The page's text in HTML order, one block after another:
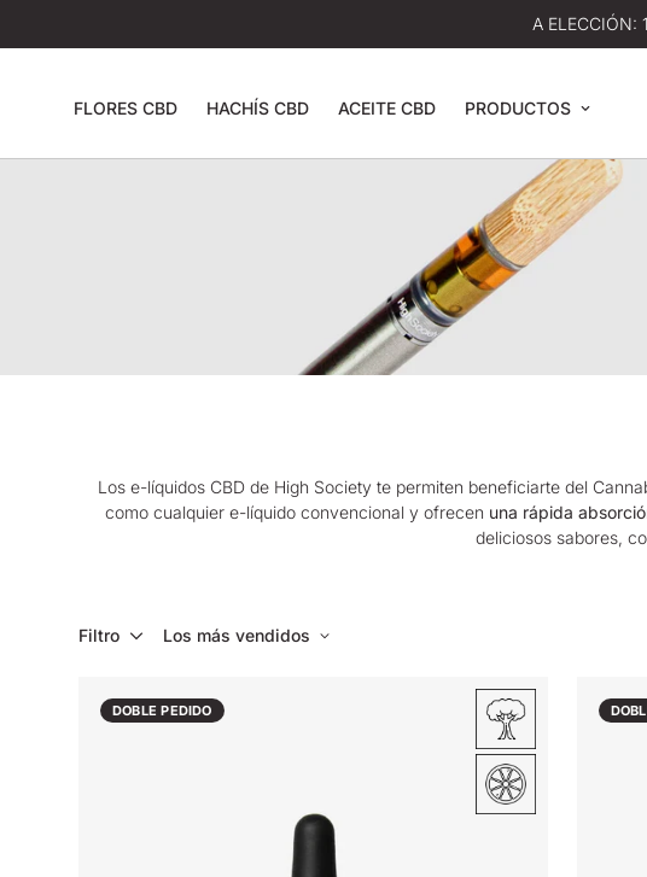
A ELECCIÓN:
FLORES CBD HACHÍS CBD ACEITE CBD PRODUCTOS
Los e-líquidos CBD de High Societyte permiten beneficiarte del
como cualquier e-líquido convencional y ofrecen una rápida
deliciosos sabores,
Filtro Los más vendidos
DOBLE PEDIDO